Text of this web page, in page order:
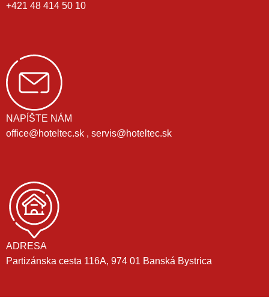
+421 48 414 50 10
NAPÍŠTE NÁM
office@hoteltec.sk , servis@hoteltec.sk
ADRESA
Partizánska cesta 116A, 974 01 Banská Bystrica